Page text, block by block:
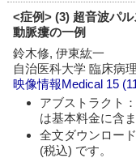
<症例> (3) 超音波パ
動脈瘻の一例
鈴木修, 伊東紘一
自治医科大学 臨床病理
映像情報Medical 15
アブストラクト
は基本料金に含ま
全文ダウンロー
(税込) です。